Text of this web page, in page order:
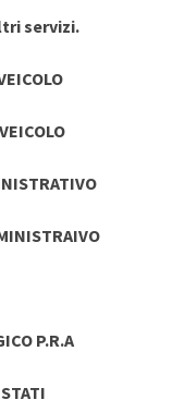
servizi.
P.R.A